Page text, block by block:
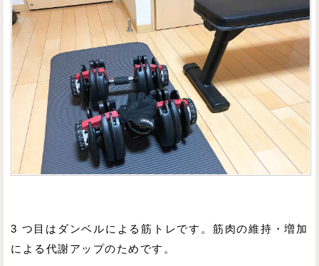
3 つ目はダンベルによる筋トレです。筋肉の維持・増加
による代謝アップのためです。